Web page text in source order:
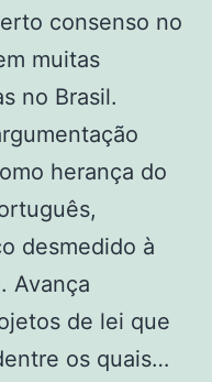
consenso no
muitas
no Brasil.
herança do
desmedido à
Avança
de lei que
os quais…